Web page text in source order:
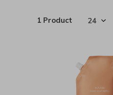
1 Product